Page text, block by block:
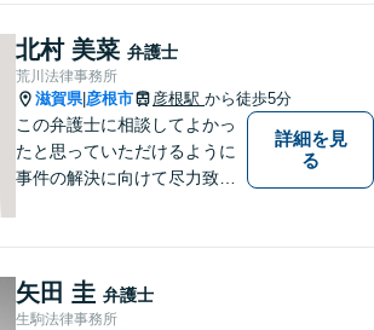
トいたします。
北村 美菜 弁護士
荒川法律事務所
滋賀県| 彦根市 彦根駅 から徒歩5分
この弁護士に相談してよかっ
たと思っていただけるように
事件の解決に向けて尽力致し
詳細を見
る
矢田 圭 弁護士
生駒法律事務所